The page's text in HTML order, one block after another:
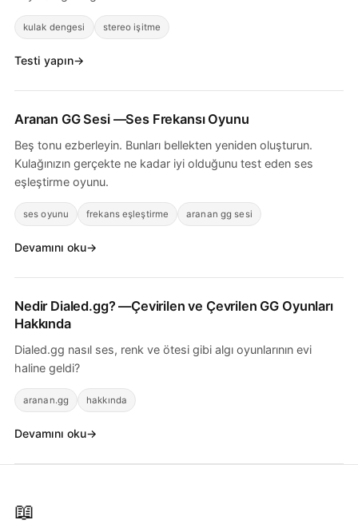
kulak dengesi stereo işitme
Testi yapın
Aranan GG Sesi—Ses Frekansı Oyunu
Beş tonu ezberleyin. Bunları bellekten yeniden oluşturun.
Kulağınızın gerçekte ne kadar iyi olduğunu test eden ses
eşleştirme oyunu.
ses oyunu frekans eşleştirme aranan gg sesi
Devamını oku
Nedir Dialed.gg? —Çevirilen ve Çevrilen GG Oyunları
Hakkında
Dialed.gg nasıl ses, renk ve ötesi gibi algı oyunlarının evi
haline geldi?
aranan.gg hakkında
Devamını oku
📖